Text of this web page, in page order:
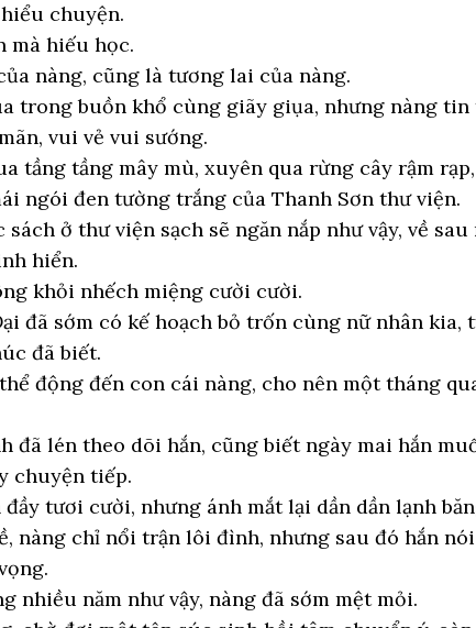
chuyện.
mà hiếu học.
nàng, cũng là tương lai của nàng.
trong buồn khổ cùng giãy giụa, nhưng nàng
vui vẻ vui sướng.
tầng tầng mây mù, xuyên qua rừng cây rậm
ngói đen tường trắng của Thanh Sơn thư viện.
ở thư viện sạch sẽ ngăn nắp như vậy, về
hiển.
khỏi nhếch miệng cười cười.
đã sớm có kế hoạch bỏ trốn cùng nữ nhân kia,
đã biết.
động đến con cái nàng, cho nên một tháng
đã lén theo dõi hắn, cũng biết ngày mai hắn
chuyện tiếp.
tươi cười, nhưng ánh mắt lại dần dần lạnh
nàng chỉ nổi trận lôi đình, nhưng sau đó hắn
nhiều năm như vậy, nàng đã sớm mệt mỏi.